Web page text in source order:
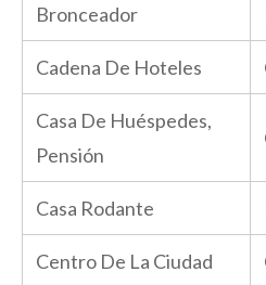
Bronceador
Cadena De Hoteles
Casa De Huéspedes,
Pensión
Casa Rodante
Centro De La Ciudad